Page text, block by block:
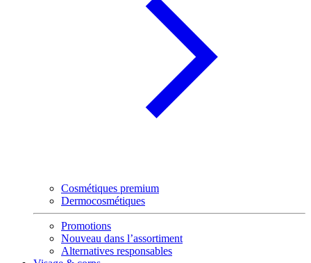
Cosmétiques premium
Dermocosmétiques
Promotions
Nouveau dans l’assortiment
Alternatives responsables